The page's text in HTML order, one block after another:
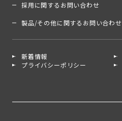
採用に関するお問い合わせ
製品/その他に関するお問い合わせ
新着情報
プライバシーポリシー